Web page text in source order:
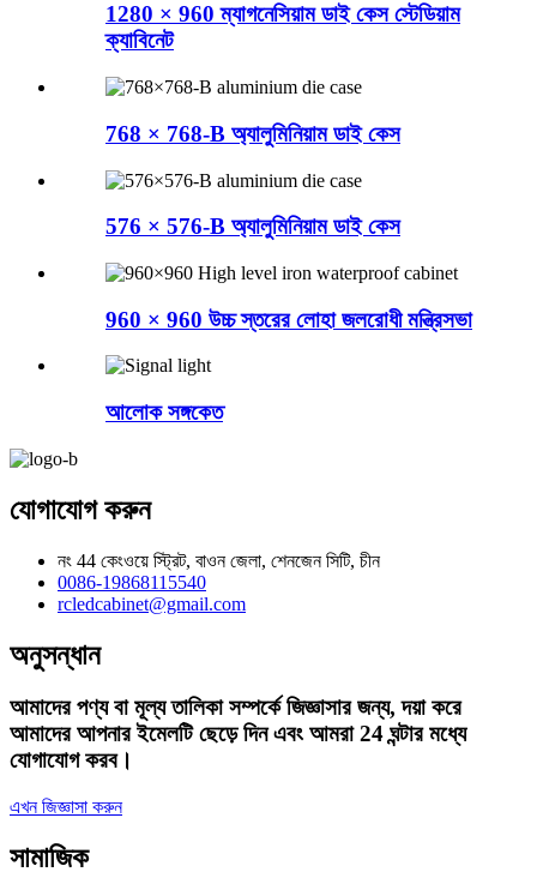
1280 × 960 ম্যাগনেসিয়াম ডাই কেস স্টেডিয়াম
ক্যাবিনেট
768 × 768-B অ্যালুমিনিয়াম ডাই কেস
576 × 576-B অ্যালুমিনিয়াম ডাই কেস
960 × 960 উচ্চ স্তরের লোহা জলরোধী মন্ত্রিসভা
আলোক সঙ্গকেত
যোগাযোগ করুন
নং 44 কেংওয়ে স্ট্রিট, বাওন জেলা, শেনজেন সিটি, চীন
0086-19868115540
rcledcabinet@gmail.com
অনুসন্ধান
আমাদের পণ্য বা মূল্য তালিকা সম্পর্কে জিজ্ঞাসার জন্য, দয়া করে
আমাদের আপনার ইমেলটি ছেড়ে দিন এবং আমরা 24 ঘন্টার মধ্যে
যোগাযোগ করব।
এখন জিজ্ঞাসা করুন
সামাজিক